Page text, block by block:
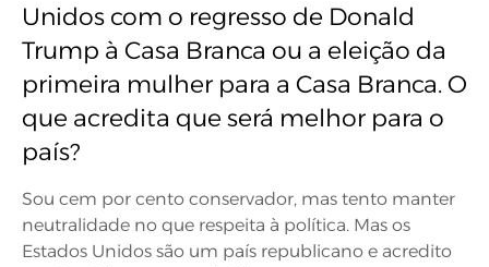
Unidos com o regresso de Donald
Trump à Casa Branca ou a eleição da
primeira mulher para a Casa Branca. O
que acredita que será melhor para o
país?
Sou cem por cento conservador, mas tento manter
neutralidade no que respeita à política. Mas os
Estados Unidos são um país republicano e acredito